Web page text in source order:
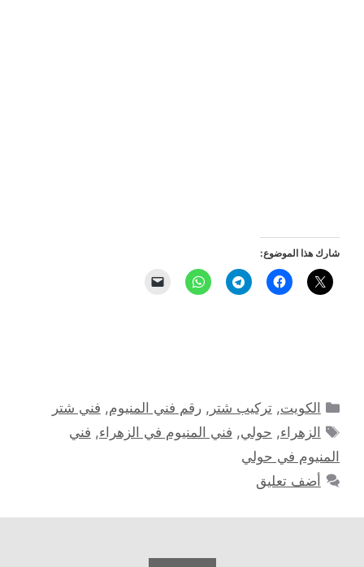
شارك هذا الموضوع:
التصنيفات
الكويت,تركيب شتر ,رقم فني المنيوم, فني شتر
الوسوم
الزهراء, حولي, فني المنيوم في الزهراء, فني
المنيوم في حولي
أضف تعليق